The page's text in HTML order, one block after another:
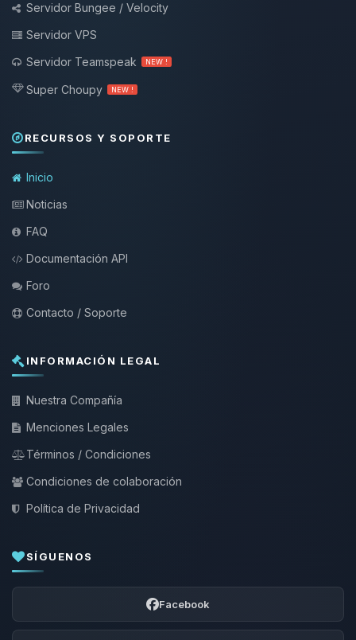
Servidor Bungee / Velocity
Servidor VPS
Servidor Teamspeak
NEW !
Super Choupy NEW !
RECURSOS Y SOPORTE
Inicio
Noticias
FAQ
Documentación API
Foro
Contacto / Soporte
INFORMACIÓN LEGAL
Nuestra Compañía
Menciones Legales
Términos / Condiciones
Condiciones de colaboración
Política de Privacidad
SÍGUENOS
Facebook